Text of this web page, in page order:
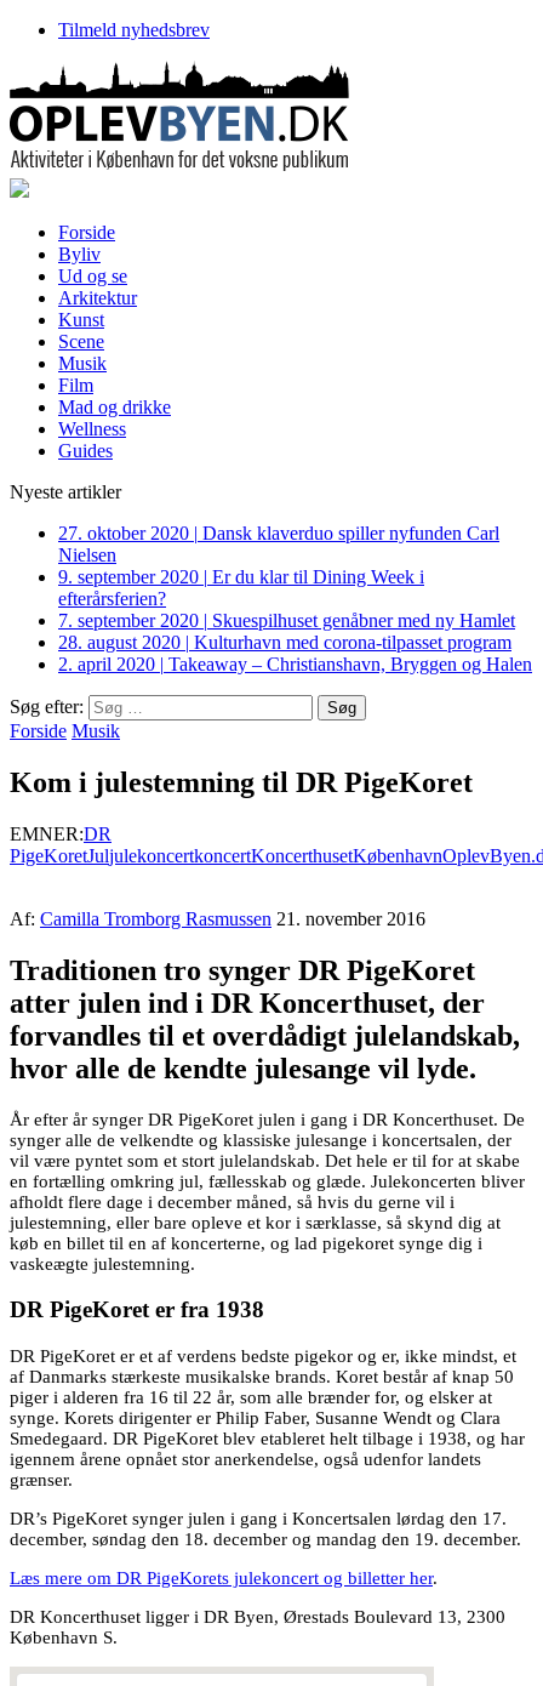
Tilmeld nyhedsbrev
Forside
Byliv
Ud og se
Arkitektur
Kunst
Scene
Musik
Film
Mad og drikke
Wellness
Guides
Nyeste artikler
27. oktober 2020 | Dansk klaverduo spiller nyfunden Carl
Nielsen
9. september 2020 | Er du klar til Dining Week i
efterårsferien?
7. september 2020 | Skuespilhuset genåbner med ny Hamlet
28. august 2020 | Kulturhavn med corona-tilpasset program
2. april 2020 | Takeaway – Christianshavn, Bryggen og Halen
Søg efter:
Forside Musik
Kom i julestemning til DR PigeKoret
EMNER:DR
PigeKoretJuljulekoncertkoncertKoncerthusetKøbenhavn
Af: Camilla Tromborg Rasmussen 21. november 2016
Traditionen tro synger DR PigeKoret
atter julen ind i DR Koncerthuset, der
forvandles til et overdådigt julelandskab,
hvor alle de kendte julesange vil lyde.
År efter år synger DR PigeKoret julen i gang i DR Koncerthuset. De
synger alle de velkendte og klassiske julesange i koncertsalen, der
vil være pyntet som et stort julelandskab. Det hele er til for at skabe
en fortælling omkring jul, fællesskab og glæde. Julekoncerten bliver
afholdt flere dage i december måned, så hvis du gerne vil i
julestemning, eller bare opleve et kor i særklasse, så skynd dig at
køb en billet til en af koncerterne, og lad pigekoret synge dig i
vaskeægte julestemning.
DR PigeKoret er fra 1938
DR PigeKoret er et af verdens bedste pigekor og er, ikke mindst, et
af Danmarks stærkeste musikalske brands. Koret består af knap 50
piger i alderen fra 16 til 22 år, som alle brænder for, og elsker at
synge. Korets dirigenter er Philip Faber, Susanne Wendt og Clara
Smedegaard. DR PigeKoret blev etableret helt tilbage i 1938, og har
igennem årene opnået stor anerkendelse, også udenfor landets
grænser.
DR’s PigeKoret synger julen i gang i Koncertsalen lørdag den 17.
december, søndag den 18. december og mandag den 19. december.
Læs mere om DR PigeKorets julekoncert og billetter her.
DR Koncerthuset ligger i DR Byen, Ørestads Boulevard 13, 2300
København S.